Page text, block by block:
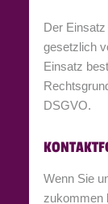
Der
gesetzlich
Einsatz
DSGVO.
Wenn Sie
zukommen